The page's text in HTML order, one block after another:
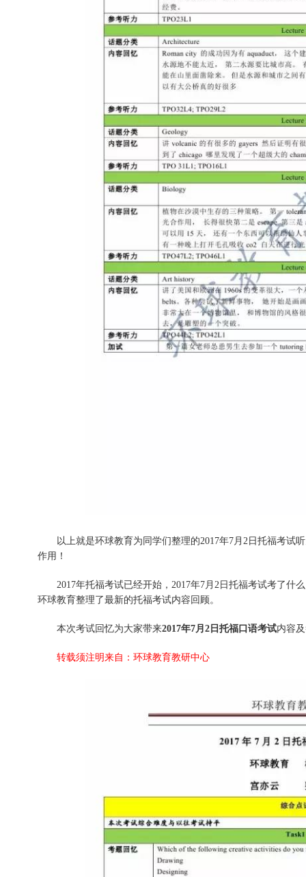
以上就是环球教育为同学们整理的2017年7月2日 托福考试
作用！
2017年托福考试已经开始，2017年7月2日托福考试考了什
环球教育整理了最新的托福考试内容回顾。
本次考试回忆为大家带来2017年7月2日托福口语考试内容
转载须注明来自：环球教育教研中心